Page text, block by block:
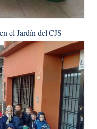
el Jardín del CJS